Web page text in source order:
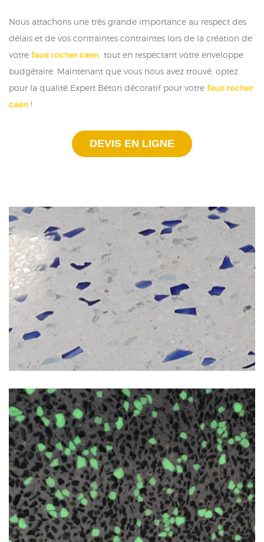
Nous attachons une très grande importance au respect des
délais et de vos contraintes contraintes lors de la création de
votre faux rocher caen tout en respectant votre enveloppe
budgétaire. Maintenant que vous nous avez trouvé, optez
pour la qualité Expert Béton décoratif pour votre faux rocher
caen !
DEVIS EN LIGNE